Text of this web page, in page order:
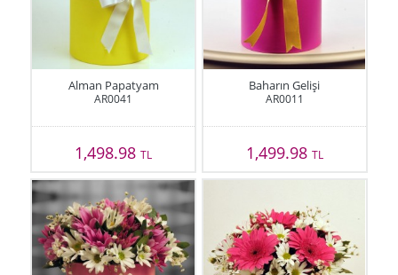
Alman Papatyam
AR0041
1,498.98TL
Baharın Gelişi
AR0011
1,499.98 TL